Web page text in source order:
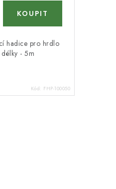
hadice pro hrdlo
- 5m
Kód: FHP-100050